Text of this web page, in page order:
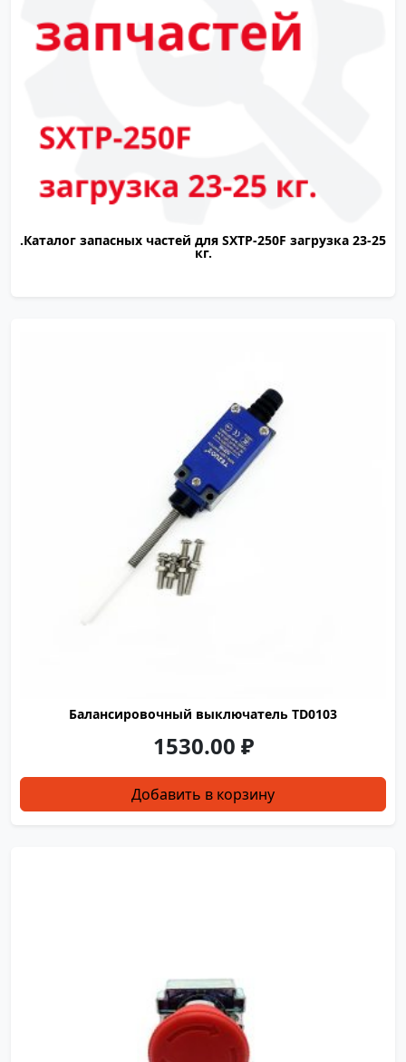
.Каталог запасных частей для SXTP-250F загрузка 23-25
кг.
Балансировочный выключатель TD0103
1530.00 ₽
Добавить в корзину